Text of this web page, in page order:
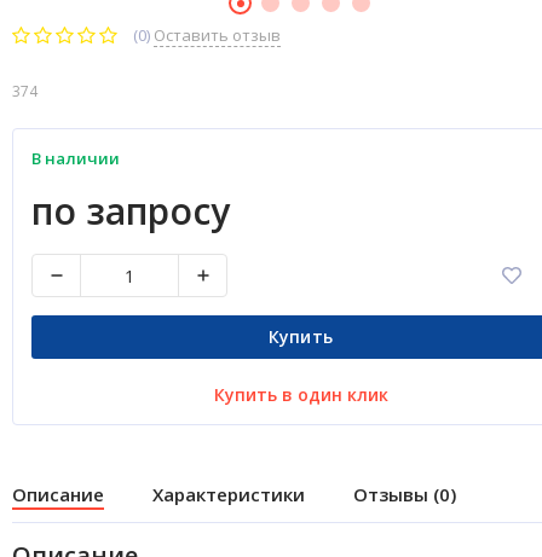
(0) Оставить отзыв
374
В наличии
по запросу
Купить
Купить в один клик
Описание Характеристики Отзывы (0)